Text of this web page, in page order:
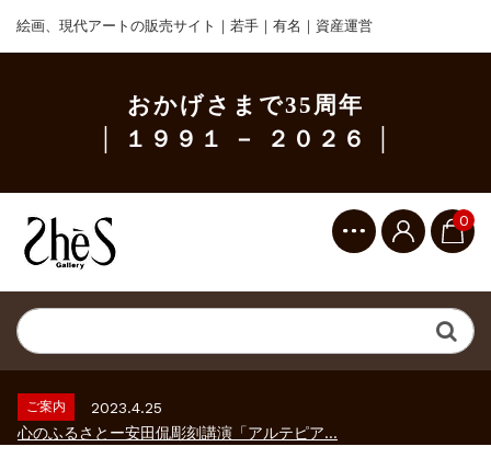
絵画、現代アートの販売サイト｜若手｜有名｜資産運営
おかげさまで35周年
│ １９９１ － ２０２６ │
0
ギャラリーシーズ「秋の美術散歩 京都・大...
ご案内
2026.2.17
砂澤ビッキ展 －砂澤ビッキの生きた時代－...
ご案内
2023.4.25
心のふるさとー安田侃彫刻講演「アルテピア...